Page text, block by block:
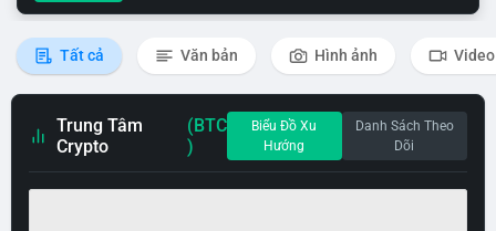
Tất cả Văn bản Hình ảnh Video
Trung Tâm
Crypto
(BTC
)
Biểu Đồ Xu
Hướng
Danh Sách Theo
Dõi